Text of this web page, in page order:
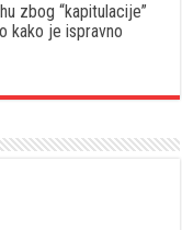
zbog “kapitulacije”
kako je ispravno